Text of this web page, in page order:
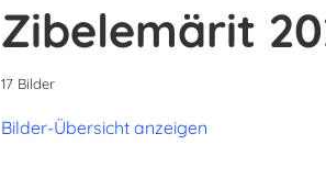
Zibelemärit
17 Bilder
Bilder-Übersicht anzeigen